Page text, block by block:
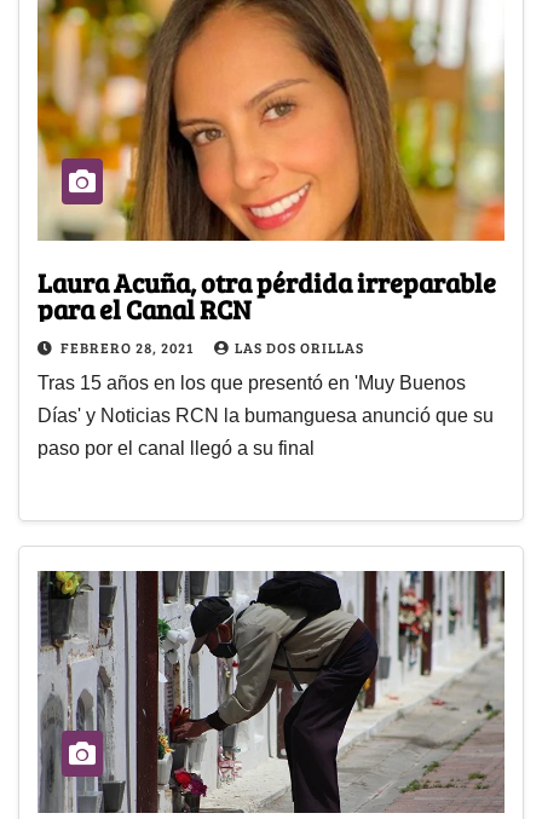
Laura Acuña, otra pérdida irreparable
para el Canal RCN
FEBRERO 28, 2021 LAS DOS ORILLAS
Tras 15 años en los que presentó en 'Muy Buenos
Días' y Noticias RCN la bumanguesa anunció que su
paso por el canal llegó a su final